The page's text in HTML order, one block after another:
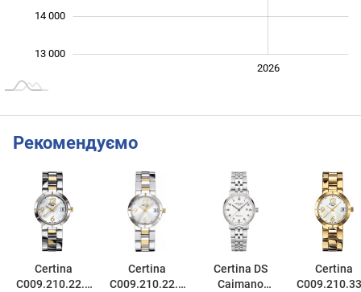
13 000
14 000
2026
Рекомендуємо
Certina
C009.210.22.1
Certina
C009.210.22.0
Certina DS
Caimano
Certina